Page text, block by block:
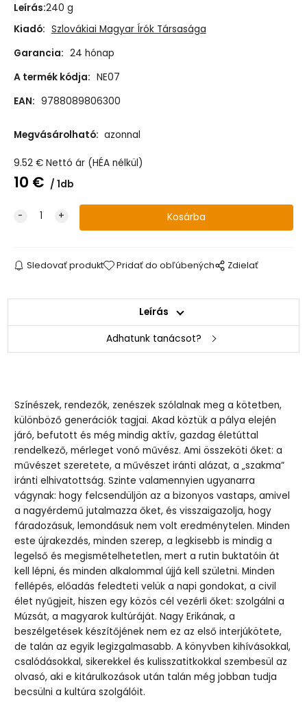
Leírás:240 g
Kiadó: Szlovákiai Magyar Írók Társasága
Garancia: 24 hónap
A termék kódja: NE07
EAN: 9788089806300
Megvásárolható: azonnal
9.52€ Nettó ár (HÉA nélkül)
10 € 1db
Sledovať produkt Pridať do obľúbených Zdielať
Leírás
Adhatunk tanácsot?
Színészek, rendezők, zenészek szólalnak meg a kötetben,
különböző generációk tagjai. Akad köztük a pálya elején
járó, befutott és még mindig aktív, gazdag életúttal
rendelkező, mérleget vonó művész. Ami összeköti őket: a
művészet szeretete, a művészet iránti alázat, a „szakma”
iránti elhivatottság. Szinte valamennyien ugyanarra
vágynak: hogy felcsendüljön az a bizonyos vastaps, amivel
a nagyérdemű jutalmazza őket, és visszaigazolja, hogy
fáradozásuk, lemondásuk nem volt eredménytelen. Minden
este újrakezdés, minden szerep, a legkisebb is mindig a
legelső és megismételhetetlen, mert a rutin buktatóin át
kell lépni, és minden alkalommal újjá kell születni. Minden
fellépés, előadás feledteti velük a napi gondokat, a civil
élet nyűgjeit, hiszen egy közös cél vezérli őket: szolgálni a
Múzsát, a magyarok kultúráját. Nagy Erikának, a
beszélgetések készítőjének nem ez az első interjúkötete,
de talán az egyik legizgalmasabb. A könyvben kihívásokkal,
csalódásokkal, sikerekkel és kulisszatitkokkal szembesül az
olvasó, aki e kitárulkozások után talán még jobban tudja
becsülni a kultúra szolgálóit.